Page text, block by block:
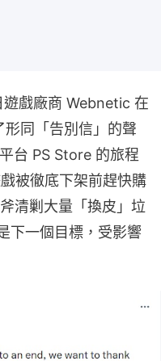
戲廠商 Webnetic 在
同「告別信」的聲
台 PS Store 的旅程
被徹底下架前趕快購
清剿大量「換皮」垃
下一個目標，受影響